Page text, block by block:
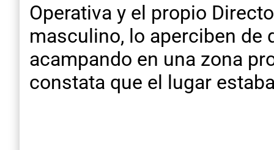
Operativa y el propio
masculino, lo aperciben de
acampando en una zona
constata que el lugar